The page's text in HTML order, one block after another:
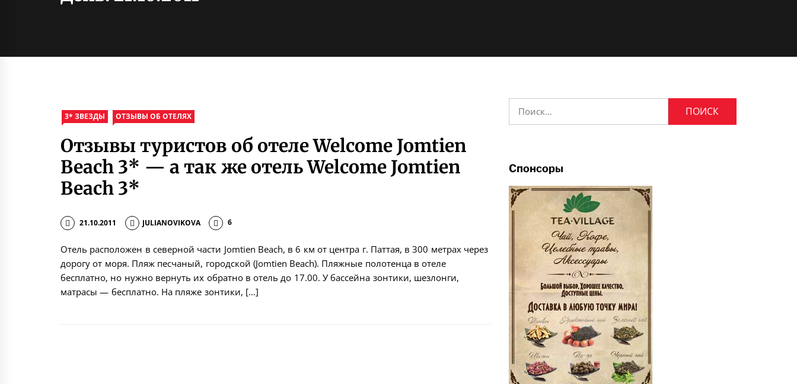
3* ЗВЕЗДЫ ОТЗЫВЫ ОБ ОТЕЛЯХ
Отзывы туристов об отеле Welcome Jomtien
Beach 3* — а так же отель Welcome Jomtien
Beach 3*
21.10.2011 JULIANOVIKOVA 6
Отель расположен в северной части Jomtien Beach, в 6 км от центра г. Паттая, в 300 метрах через
дорогу от моря. Пляж песчаный, городской (Jomtien Beach). Пляжные полотенца в отеле
бесплатно, но нужно вернуть их обратно в отель до 17.00. У бассейна зонтики, шезлонги,
матрасы — бесплатно. На пляже зонтики, […]
Найти:
Спонсоры